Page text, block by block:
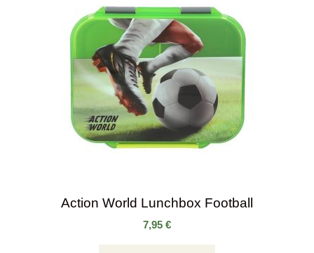
Action World Lunchbox Football
7,95 €